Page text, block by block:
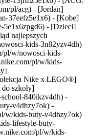
pl/acg) - [Jordan]
37eefz5e1x6) - [Kobe]
5e1x6zpgd6) - [Dzieci]
najlepszych
kids-3n82yzv4dh)
pl/w/nowosci-kids-
pl/w/kids-
Nike x LEGO®]
szkoły]
840ikzv4dh) -
v4dhzy7ok) -
w/kids-buty-v4dhzy7ok)
lifestyle-buty-
pl/w/kids-